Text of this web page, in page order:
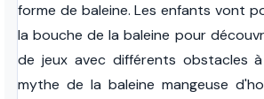
forme de baleine. Les enfants vont
la bouche de la baleine pour
de jeux avec différents obstacles
mythe de la baleine mangeuse